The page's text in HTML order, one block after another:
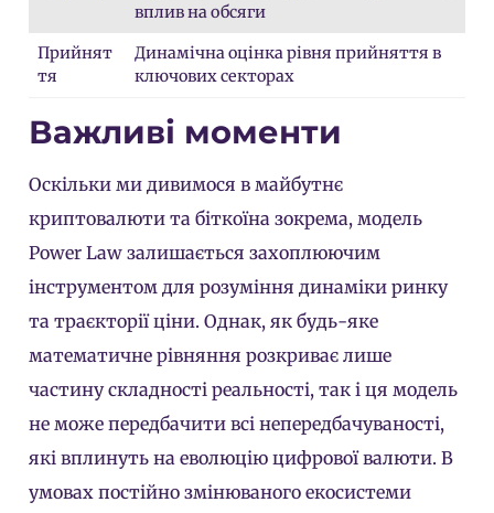
вплив на обсяги
Прийнят
тя
Динамічна оцінка рівня прийняття в
ключових секторах
Важливі моменти
Оскільки ми дивимося в майбутнє
криптовалюти та біткоїна зокрема, модель
Power Law залишається захоплюючим
інструментом для розуміння динаміки ринку
та траєкторії ціни. Однак, як будь-яке
математичне рівняння розкриває лише
частину складності реальності, так і ця модель
не може передбачити всі непередбачуваності,
які вплинуть на еволюцію цифрової валюти. В
умовах постійно змінюваного екосистеми